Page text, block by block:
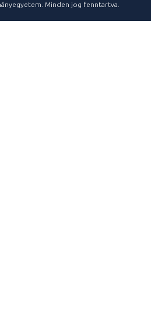
Minden jog fenntartva.